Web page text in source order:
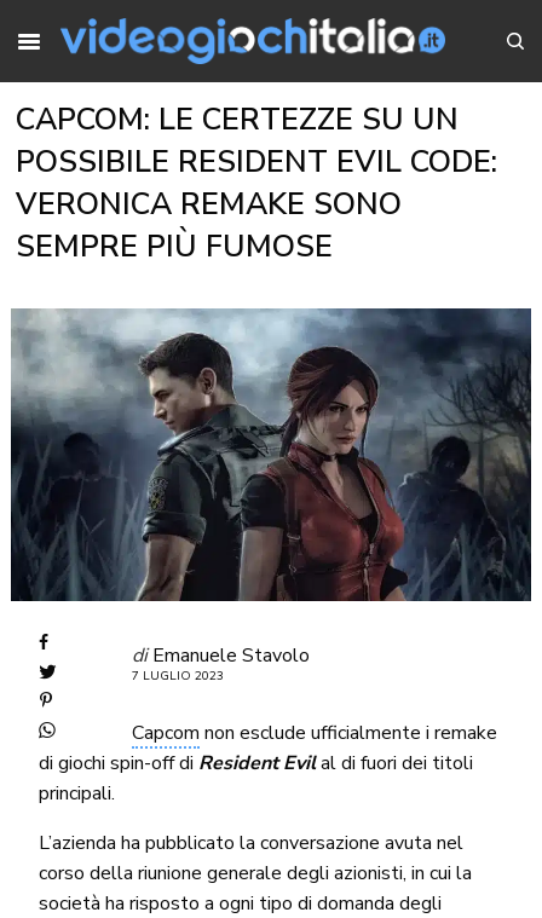
CAPCOM: LE CERTEZZE SU UN
POSSIBILE RESIDENT EVIL CODE:
VERONICA REMAKE SONO
SEMPRE PIÙ FUMOSE
di Emanuele Stavolo
7 LUGLIO 2023
Capcom non esclude ufficialmente i remake
di giochi spin-off di Resident Evilal di fuori dei titoli
principali.
L’azienda ha pubblicato la conversazione avuta nel
corso della riunione generale degli azionisti, in cui la
società ha risposto a ogni tipo di domanda degli